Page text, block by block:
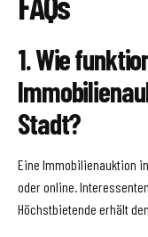
1. Wie
Stadt?
Eine Immobilienauktion
oder online.
Höchstbietende erhält